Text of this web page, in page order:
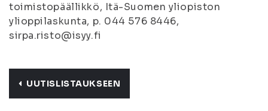
toimistopäällikkö, Itä-Suomen yliopiston
ylioppilaskunta, p. 044 576 8446,
sirpa.risto@isyy.fi
UUTISLISTAUKSEEN